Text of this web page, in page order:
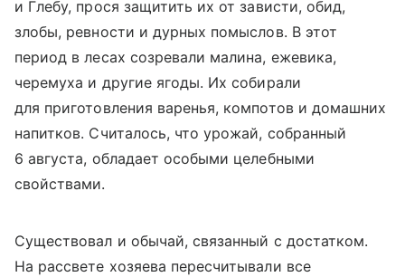
и Глебу, прося защитить их от зависти, обид,
злобы, ревности и дурных помыслов. В этот
период в лесах созревали малина, ежевика,
черемуха и другие ягоды. Их собирали
для приготовления варенья, компотов и домашних
напитков. Считалось, что урожай, собранный
6 августа, обладает особыми целебными
свойствами.
Существовал и обычай, связанный с достатком.
На рассвете хозяева пересчитывали все